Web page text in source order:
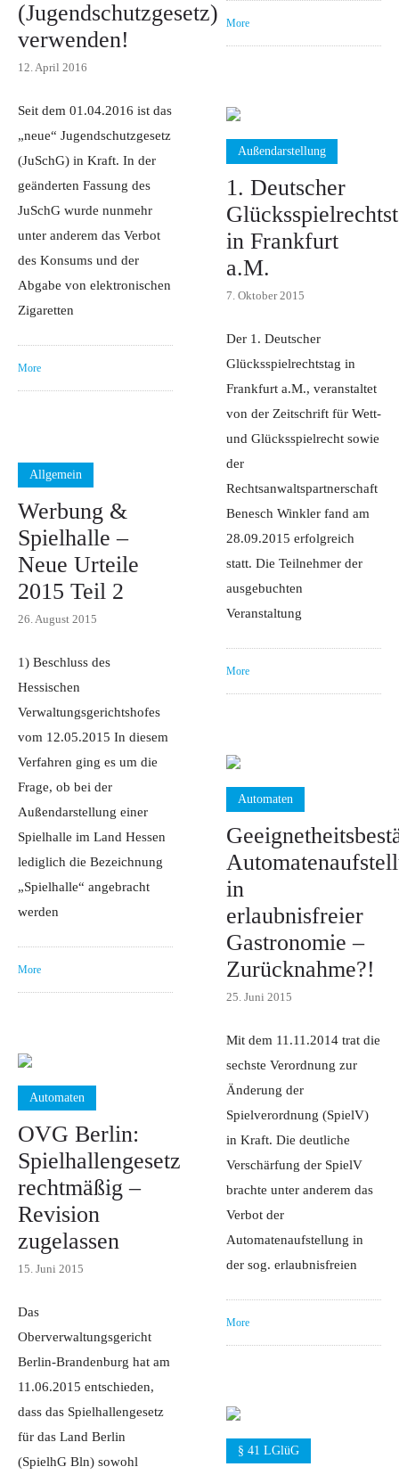
More
(Jugendschutzgesetz)
verwenden!
12. April 2016
Seit dem 01.04.2016 ist das
„neue“ Jugendschutzgesetz
(JuSchG) in Kraft. In der
geänderten Fassung des
JuSchG wurde nunmehr
unter anderem das Verbot
des Konsums und der
Abgabe von elektronischen
Zigaretten
More
Außendarstellung
1. Deutscher
in Frankfurt
a.M.
7. Oktober 2015
Der 1. Deutscher
Glücksspielrechtstag in
Frankfurt a.M., veranstaltet
von der Zeitschrift für Wett-
und Glücksspielrecht sowie
der
Rechtsanwaltspartnerschaft
Benesch Winkler fand am
28.09.2015 erfolgreich
statt. Die Teilnehmer der
ausgebuchten
Veranstaltung
More
Allgemein
Werbung &
Spielhalle –
Neue Urteile
2015 Teil 2
26. August 2015
1) Beschluss des
Hessischen
Verwaltungsgerichtshofes
vom 12.05.2015 In diesem
Verfahren ging es um die
Frage, ob bei der
Außendarstellung einer
Spielhalle im Land Hessen
lediglich die Bezeichnung
„Spielhalle“ angebracht
werden
More
Automaten
in
erlaubnisfreier
Gastronomie –
Zurücknahme?!
25. Juni 2015
Mit dem 11.11.2014 trat die
sechste Verordnung zur
Änderung der
Spielverordnung (SpielV)
in Kraft. Die deutliche
Verschärfung der SpielV
brachte unter anderem das
Verbot der
Automatenaufstellung in
der sog. erlaubnisfreien
More
Automaten
OVG Berlin:
Spielhallengesetz
rechtmäßig –
Revision
zugelassen
15. Juni 2015
Das
Oberverwaltungsgericht
Berlin-Brandenburg hat am
11.06.2015 entschieden,
dass das Spielhallengesetz
für das Land Berlin
(SpielhG Bln) sowohl
§ 41 LGlüG